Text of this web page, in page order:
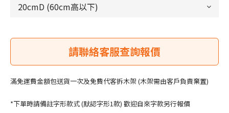
滿免運費金額包送貨一次及免費代客拆木架 (木架需由客戶負責棄置)
*下單時請備註字形款式 (默認字形1款) 歡迎自來字款另行報價